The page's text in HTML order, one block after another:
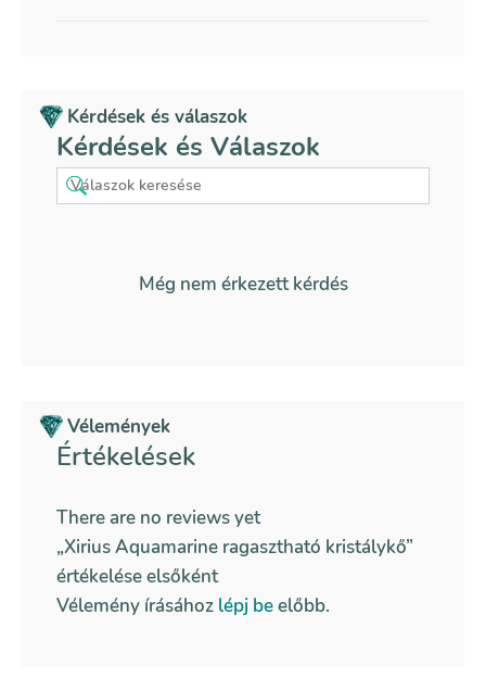
Kérdések és válaszok
Kérdések és Válaszok
Még nem érkezett kérdés
Vélemények
Értékelések
There are no reviews yet
„Xirius Aquamarine ragasztható kristálykő”
értékelése elsőként
Vélemény írásához lépj beelőbb.